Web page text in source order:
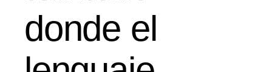
donde el